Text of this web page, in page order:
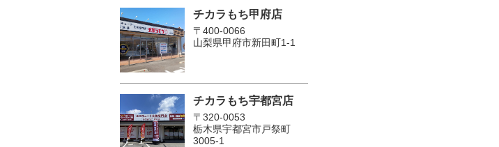
チカラもち甲府店
〒400-0066
山梨県甲府市新田町1-1
チカラもち宇都宮店
〒320-0053
栃木県宇都宮市戸祭町
3005-1